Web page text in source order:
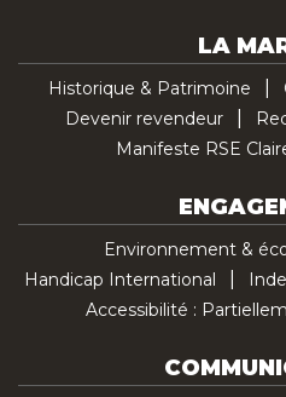
LA
Historique & Patrimoine
Devenir revendeur
Manifeste RSE
Environnement &
Handicap International
Accessibilité :